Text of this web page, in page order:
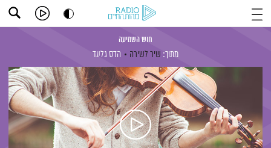
חוש השמיעה
מתוך: שיר לשירה הדס גלעד